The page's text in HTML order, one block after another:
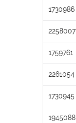
1730986
2258007
1759761
2261054
1730945
1945088